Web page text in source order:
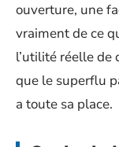
ouverture, une
vraiment de ce
l’utilité réelle de
que le superflu
a toute sa place.